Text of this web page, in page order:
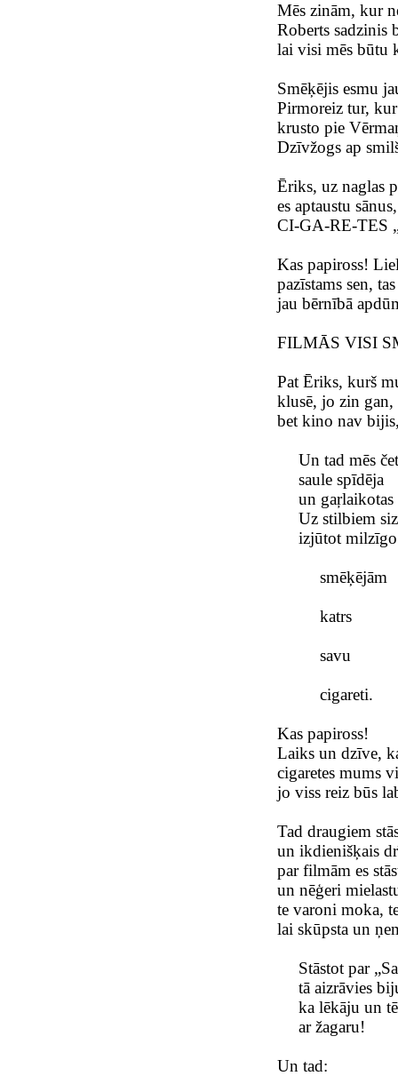
Mēs zinām, kur
Roberts sadzinis
lai visi mēs būtu
Smēķējis esmu
Pirmoreiz tur,
krusto pie
Dzīvžogs ap
Ēriks, uz naglas
es aptaustu
CI-GA-RE-TES
Kas papiross!
pazīstams sen,
jau bērnībā
FILMĀS VISI
Pat Ēriks, kurš
klusē, jo zin
bet kino nav
Un tad mēs
saule spīdēja
un
Uz stilbiem
izjūtot
smēķējām
katrs
savu
cigareti.
Kas papiross!
Laiks un dzīve,
cigaretes mums
jo viss reiz būs
Tad draugiem
un ikdienišķais
par filmām es
un nēģeri
te varoni moka,
lai skūpsta un
Stāstot par
tā aizrāvies
ka lēkāju un
ar žagaru!
Un tad: